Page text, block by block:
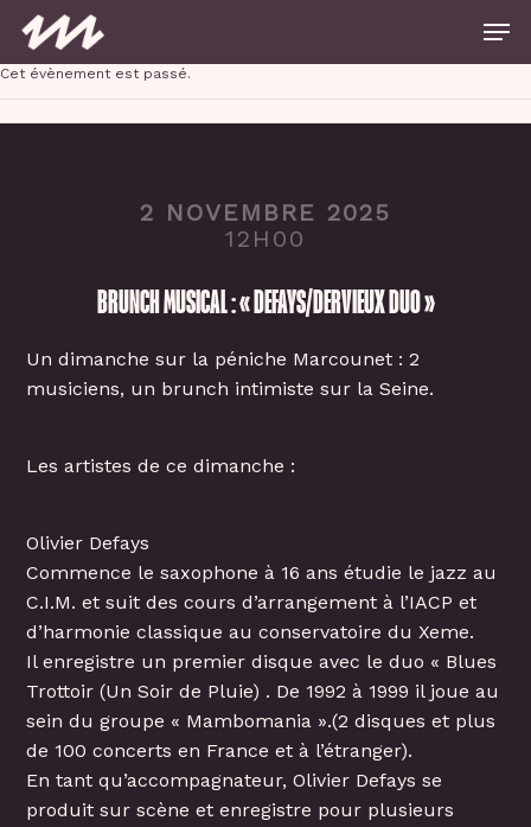
main
content
Cet évènement est passé.
2 NOVEMBRE 2025
12H00
BRUNCH MUSICAL : « DEFAYS/DERVIEUX DUO »
Un dimanche sur la péniche Marcounet : 2
musiciens, un brunch intimiste sur la Seine.
Les artistes de ce dimanche :
Olivier Defays
Commence le saxophone à 16 ans étudie le jazz au
C.I.M. et suit des cours d’arrangement à l’IACP et
d’harmonie classique au conservatoire du Xeme.
Il enregistre un premier disque avec le duo « Blues
Trottoir (Un Soir de Pluie) . De 1992 à 1999 il joue au
sein du groupe « Mambomania ».(2 disques et plus
de 100 concerts en France et à l’étranger).
En tant qu’accompagnateur, Olivier Defays se
produit sur scène et enregistre pour plusieurs
Close